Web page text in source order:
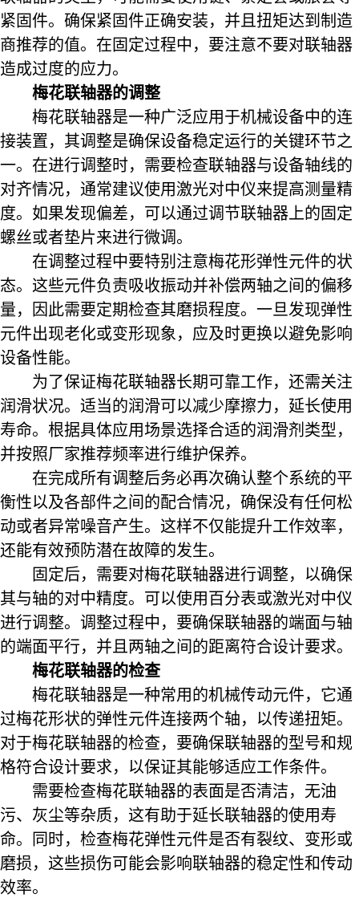
紧固件。确保紧固件正确安装，并且扭矩达到制造
商推荐的值。在固定过程中，要注意不要对联轴器
造成过度的应力。
梅花联轴器的调整
梅花联轴器是一种广泛应用于机械设备中的连
接装置，其调整是确保设备稳定运行的关键环节之
一。在进行调整时，需要检查联轴器与设备轴线的
对齐情况，通常建议使用激光对中仪来提高测量精
度。如果发现偏差，可以通过调节联轴器上的固定
螺丝或者垫片来进行微调。
在调整过程中要特别注意梅花形弹性元件的状
态。这些元件负责吸收振动并补偿两轴之间的偏移
量，因此需要定期检查其磨损程度。一旦发现弹性
元件出现老化或变形现象，应及时更换以避免影响
设备性能。
为了保证梅花联轴器长期可靠工作，还需关注
润滑状况。适当的润滑可以减少摩擦力，延长使用
寿命。根据具体应用场景选择合适的润滑剂类型，
并按照厂家推荐频率进行维护保养。
在完成所有调整后务必再次确认整个系统的平
衡性以及各部件之间的配合情况，确保没有任何松
动或者异常噪音产生。这样不仅能提升工作效率，
还能有效预防潜在故障的发生。
固定后，需要对梅花联轴器进行调整，以确保
其与轴的对中精度。可以使用百分表或激光对中仪
进行调整。调整过程中，要确保联轴器的端面与轴
的端面平行，并且两轴之间的距离符合设计要求。
梅花联轴器的检查
梅花联轴器是一种常用的机械传动元件，它通
过梅花形状的弹性元件连接两个轴，以传递扭矩。
对于梅花联轴器的检查，要确保联轴器的型号和规
格符合设计要求，以保证其能够适应工作条件。
需要检查梅花联轴器的表面是否清洁，无油
污、灰尘等杂质，这有助于延长联轴器的使用寿
命。同时，检查梅花弹性元件是否有裂纹、变形或
磨损，这些损伤可能会影响联轴器的稳定性和传动
效率。